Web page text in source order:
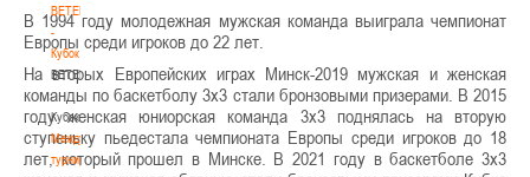
BETERA
-
Кубок
BETERA
-
Кубок
Международный
турнир
В 1994 году молодежная мужская команда выиграла чемпионат
Европы среди игроков до 22 лет.
На вторых Европейских играх Минск-2019 мужская и женская
команды по баскетболу 3х3 стали бронзовыми призерами. В 2015
году женская юниорская команда 3х3 поднялась на вторую
ступеньку пьедестала чемпионата Европы среди игроков до 18
лет, который прошел в Минске. В 2021 году в баскетболе 3х3